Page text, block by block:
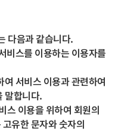
다음과 같습니다.
비스를 이용하는 이용자를
여 서비스 이용과 관련하여
말합니다.
스 이용을 위하여 회원의
유한 문자와 숫자의